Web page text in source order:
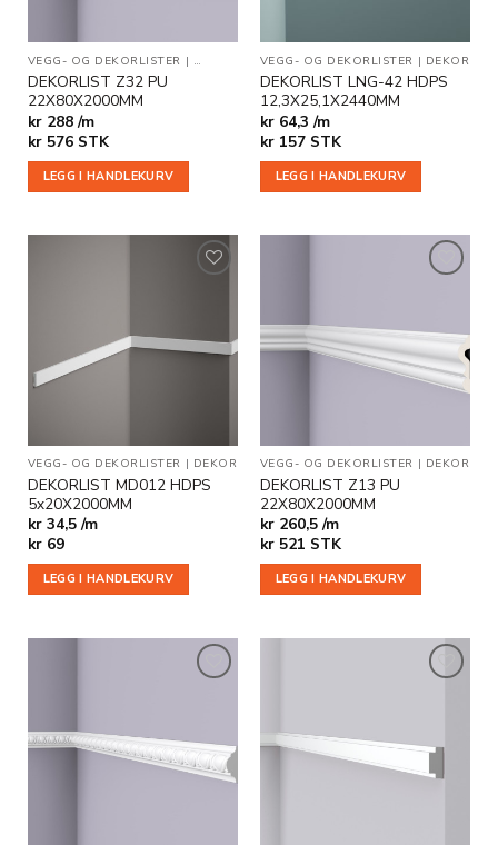
VEGG- OG DEKORLISTER | DEKOR STUKKATUR
DEKORLIST Z32 PU
22X80X2000MM
kr 288 /m
kr576 STK
LEGG I HANDLEKURV
VEGG- OG DEKORLISTER | DEKOR
DEKORLIST LNG-42 HDPS
12,3X25,1X2440MM
kr 64,3 /m
kr157 STK
LEGG I HANDLEKURV
ønskeliste
VEGG- OG DEKORLISTER | DEKOR
DEKORLIST MD012 HDPS
5x20X2000MM
kr 34,5 /m
kr69
LEGG I HANDLEKURV
i
ønskeliste
VEGG- OG DEKORLISTER | DEKOR
DEKORLIST Z13 PU
22X80X2000MM
kr 260,5 /m
kr521 STK
LEGG I HANDLEKURV
ønskeliste
ønskeliste